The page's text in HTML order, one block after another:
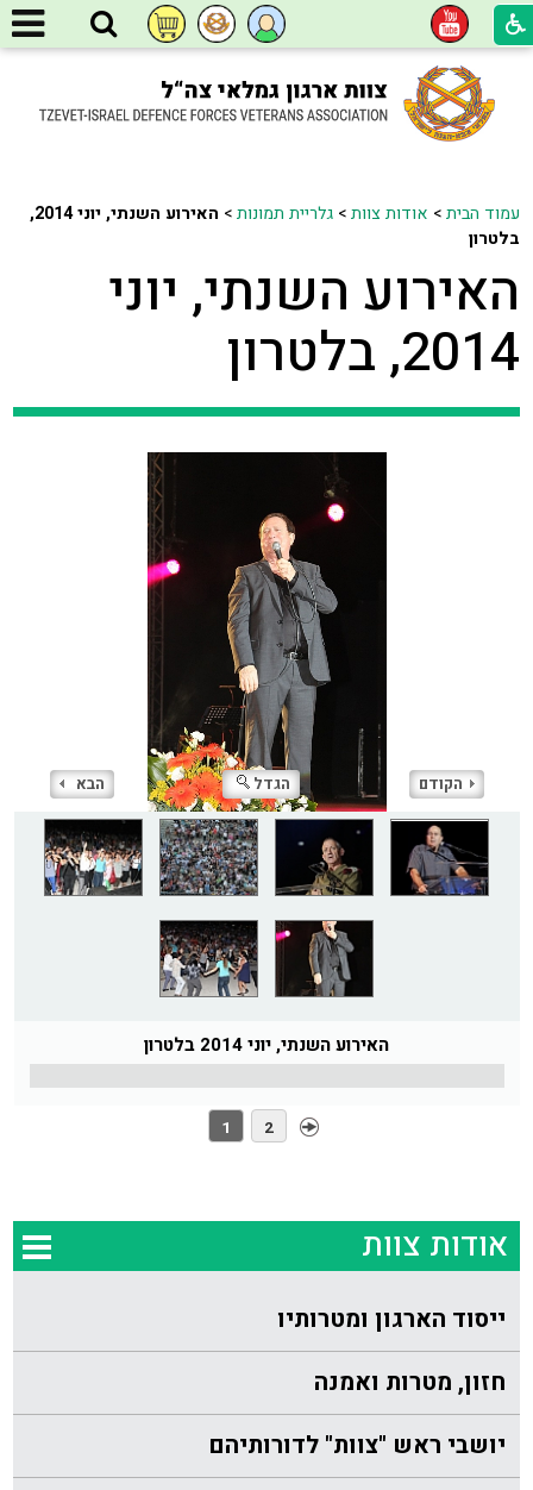
עמוד הבית> אודות צוות>גלריית תמונות>
האירוע השנתי, יוני 2014,
בלטרון
האירוע השנתי, יוני
2014, בלטרון
הקודם הגדל הבא
האירוע השנתי, יוני 2014 בלטרון
1 2
אודות צוות
ייסוד הארגון ומטרותיו
חזון, מטרות ואמנה
יושבי ראש "צוות" לדורותיהם